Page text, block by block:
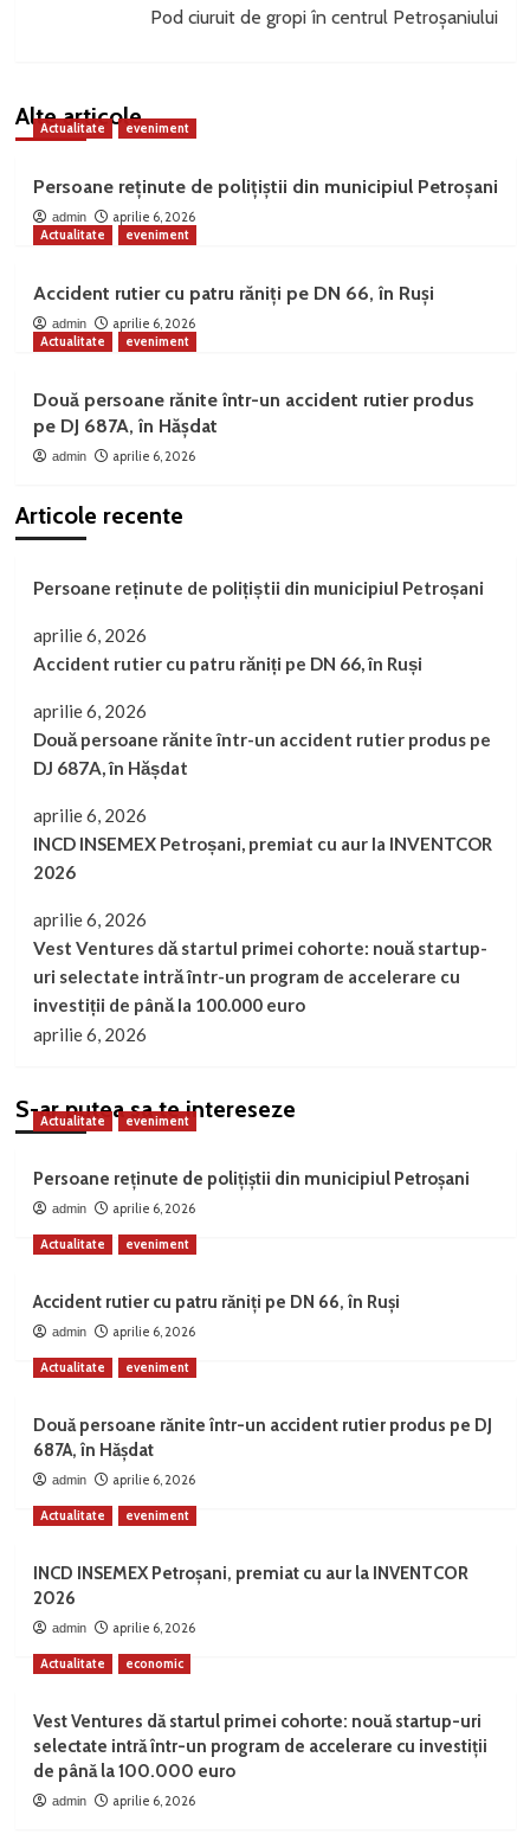
Pod ciuruit de gropi în centrul Petroșaniului
Alte articole
Actualitate eveniment
Persoane reținute de polițiștii din municipiul Petroșani
admin
aprilie 6, 2026
Actualitate
eveniment
Accident rutier cu patru răniți pe DN 66, în Ruși
admin
aprilie 6, 2026
Actualitate
eveniment
Două persoane rănite într-un accident rutier produs
pe DJ 687A, în Hășdat
admin aprilie 6, 2026
Articole recente
Persoane reținute de polițiștii din municipiul Petroșani
aprilie 6, 2026
Accident rutier cu patru răniți pe DN 66, în Ruși
aprilie 6, 2026
Două persoane rănite într-un accident rutier produs pe
DJ 687A, în Hășdat
aprilie 6, 2026
INCD INSEMEX Petroșani, premiat cu aur la INVENTCOR
2026
aprilie 6, 2026
Vest Ventures dă startul primei cohorte: nouă startup-
uri selectate intră într-un program de accelerare cu
investiții de până la 100.000 euro
aprilie 6, 2026
S-ar putea sa te intereseze
Actualitate eveniment
Persoane reținute de polițiștii din municipiul Petroșani
admin aprilie 6, 2026
Actualitate eveniment
Accident rutier cu patru răniți pe DN 66, în Ruși
admin aprilie 6, 2026
Actualitate eveniment
Două persoane rănite într-un accident rutier produs pe DJ
687A, în Hășdat
admin aprilie 6, 2026
Actualitate eveniment
INCD INSEMEX Petroșani, premiat cu aur la INVENTCOR
2026
admin aprilie 6, 2026
Actualitate economic
Vest Ventures dă startul primei cohorte: nouă startup-uri
selectate intră într-un program de accelerare cu investiții
de până la 100.000 euro
admin aprilie 6, 2026